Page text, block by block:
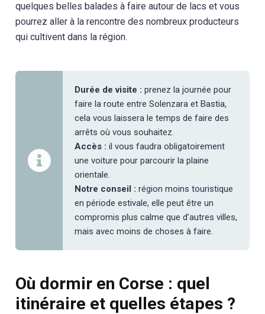
quelques belles balades à faire autour de lacs et vous
pourrez aller à la rencontre des nombreux producteurs
qui cultivent dans la région.
Durée de visite : prenez la journée pour
faire la route entre Solenzara et Bastia,
cela vous laissera le temps de faire des
arrêts où vous souhaitez.
Accès : il vous faudra obligatoirement
une voiture pour parcourir la plaine
orientale.
Notre conseil : région moins touristique
en période estivale, elle peut être un
compromis plus calme que d’autres villes,
mais avec moins de choses à faire.
Où dormir en Corse : quel
itinéraire et quelles étapes ?